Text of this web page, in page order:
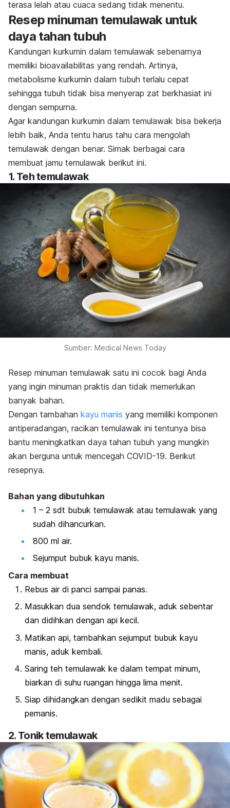
terasa lelah atau cuaca sedang tidak menentu.
Resep minuman temulawak untuk
daya tahan tubuh
Kandungan kurkumin dalam temulawak sebenarnya
memiliki bioavailabilitas yang rendah. Artinya,
metabolisme kurkumin dalam tubuh terlalu cepat
sehingga tubuh tidak bisa menyerap zat berkhasiat ini
dengan sempurna.
Agar kandungan kurkumin dalam temulawak bisa bekerja
lebih baik, Anda tentu harus tahu cara mengolah
temulawak dengan benar. Simak berbagai cara
membuat jamu temulawak berikut ini.
1. Teh temulawak
Sumber: Medical News Today
Resep minuman temulawak satu ini cocok bagi Anda
yang ingin minuman praktis dan tidak memerlukan
banyak bahan.
Dengan tambahan kayu manis yang memiliki komponen
antiperadangan, racikan temulawak ini tentunya bisa
bantu meningkatkan daya tahan tubuh yang mungkin
akan berguna untuk mencegah COVID-19. Berikut
resepnya.
Bahan yang dibutuhkan
1 – 2 sdt bubuk temulawak atau temulawak yang
sudah dihancurkan.
800 ml air.
Sejumput bubuk kayu manis.
Cara membuat
Rebus air di panci sampai panas.
Masukkan dua sendok temulawak, aduk sebentar
dan didihkan dengan api kecil.
Matikan api, tambahkan sejumput bubuk kayu
manis, aduk kembali.
Saring teh temulawak ke dalam tempat minum,
biarkan di suhu ruangan hingga lima menit.
Siap dihidangkan dengan sedikit madu sebagai
pemanis.
2. Tonik temulawak